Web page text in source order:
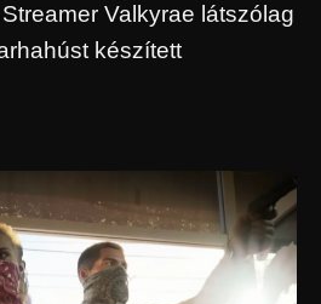
Valkyrae látszólag
készített